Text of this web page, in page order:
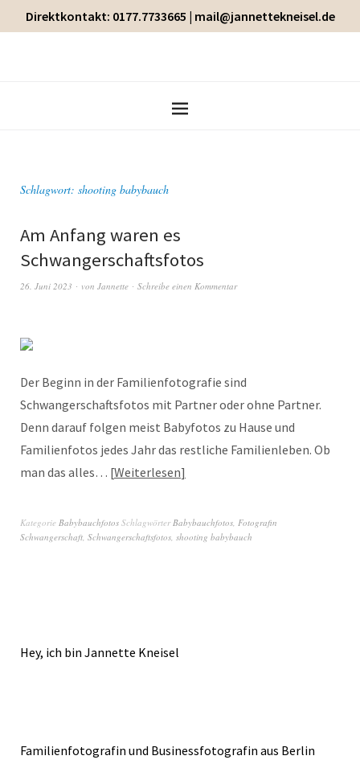
Direktkontakt: 0177.7733665 | mail@jannettekneisel.de
Schlagwort: shooting babybauch
Am Anfang waren es
Schwangerschaftsfotos
26. Juni 2023 von Jannette Schreibe einen Kommentar
Der Beginn in der Familienfotografie sind
Schwangerschaftsfotos mit Partner oder ohne Partner.
Denn darauf folgen meist Babyfotos zu Hause und
Familienfotos jedes Jahr das restliche Familienleben. Ob
man das alles… Weiterlesen
Kategorie Babybauchfotos SchlagwörterBabybauchfotos, Fotografin
Schwangerschaft, Schwangerschaftsfotos, shooting babybauch
Hey, ich bin Jannette Kneisel
Familienfotografin und Businessfotografin aus Berlin